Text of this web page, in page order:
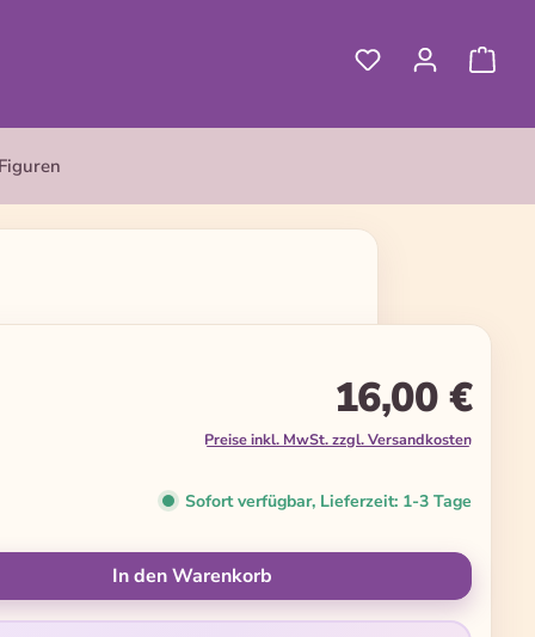
16,00 €
Preise inkl. MwSt. zzgl. Versandkosten
Sofort verfügbar, Lieferzeit: 1-3 Tage
Wert ein oder benutze die
In den Warenkorb